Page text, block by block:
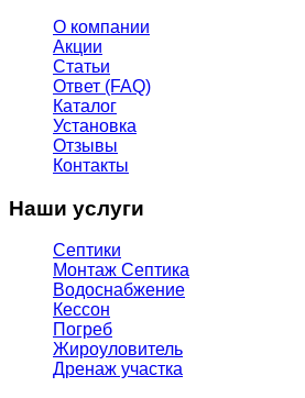
О компании
Акции
Статьи
Ответ (FAQ)
Каталог
Установка
Отзывы
Контакты
Наши услуги
Септики
Монтаж Септика
Водоснабжение
Кессон
Погреб
Жироуловитель
Дренаж участка